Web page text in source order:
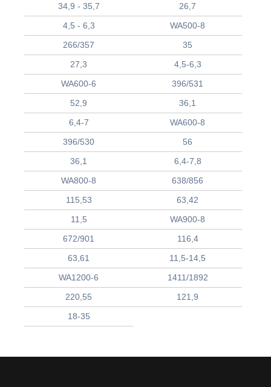
34,9 - 35,7
26,7
4,5 - 6,3
WA500-8
266/357
35
27,3
4,5-6,3
WA600-6
396/531
52,9
36,1
6,4-7
WA600-8
396/530
56
36,1
6,4-7,8
WA800-8
638/856
115,53
63,42
11,5
WA900-8
672/901
116,4
63,61
11,5-14,5
WA1200-6
1411/1892
220,55
121,9
18-35